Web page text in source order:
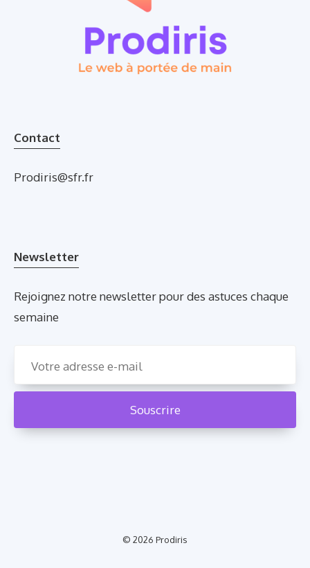
Contact
Prodiris@sfr.fr
Newsletter
Rejoignez notre newsletter pour des astuces chaque
semaine
© 2026 Prodiris